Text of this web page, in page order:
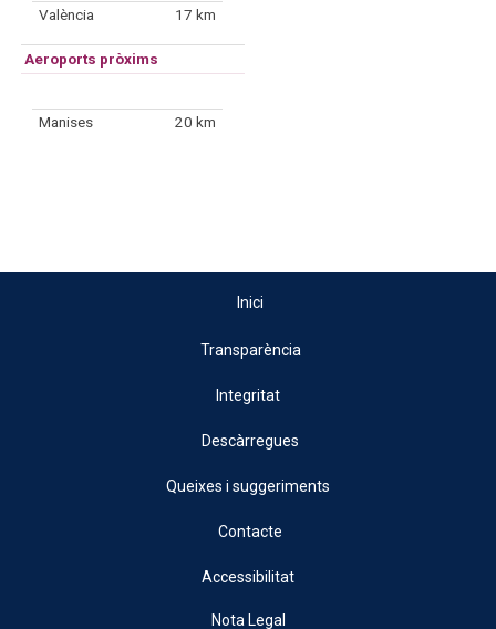
València
17 km
Aeroports pròxims
Manises 20 km
Inici
Transparència
Integritat
Descàrregues
Queixes i suggeriments
Contacte
Accessibilitat
Nota Legal